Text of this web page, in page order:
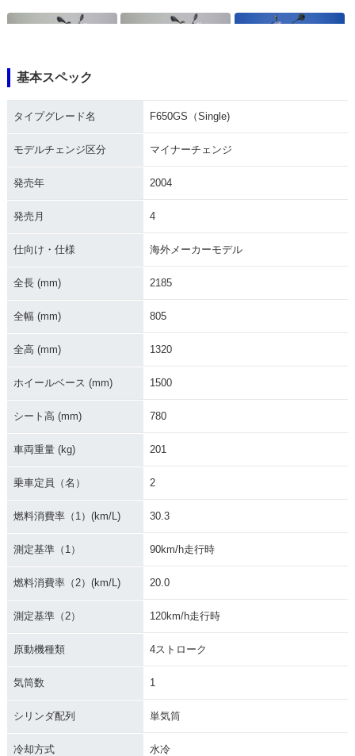
フルモデルチェンジ
その他
ingle)・マイナーチ
ingle)
ingle)
2000年 F650GS（S
F650GS（Single)
F650GS（Single) F650GS（Single)
基本スペック
タイプグレード名 F650GS（Single)
モデルチェンジ区分 マイナーチェンジ
発売年 2004
発売月 4
仕向け・仕様 海外メーカーモデル
全長 (mm) 2185
全幅 (mm) 805
全高 (mm) 1320
ホイールベース (mm) 1500
シート高 (mm) 780
車両重量 (kg) 201
乗車定員（名） 2
燃料消費率（1）(km/L) 30.3
測定基準（1） 90km/h走行時
燃料消費率（2）(km/L) 20.0
測定基準（2） 120km/h走行時
原動機種類 4ストローク
気筒数 1
シリンダ配列 単気筒
冷却方式 水冷